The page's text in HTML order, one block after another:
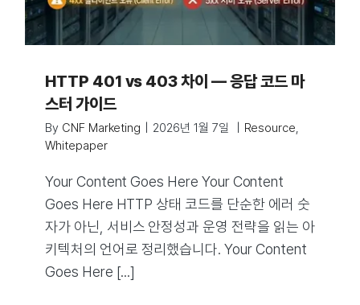
HTTP 401 vs 403 차이 — 응답 코드 마
스터 가이드
By CNF Marketing 2026년 1월 7일 Resource,
Whitepaper
Your Content Goes Here Your Content
Goes Here HTTP 상태 코드를 단순한 에러 숫
자가 아닌, 서비스 안정성과 운영 전략을 읽는 아
키텍처의 언어로 정리했습니다. Your Content
Goes Here [...]